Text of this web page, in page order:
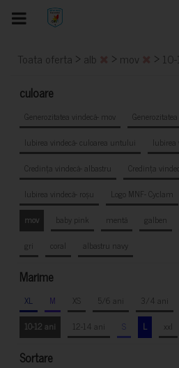
Toata oferta > alb > mov >
culoare
Generozitatea vindecă- mov
Iubirea vindecă- culoarea untului
Iubirea
Credința vindecă- albastru
Credința
Iubirea vindecă- roșu
Logo MNF- Cyclam
mov
baby pink mentă galben
gri
coral albastru navy
Marime
XL M XS 5/6 ani 3/4 ani
10-12 ani
12-14 ani S L xxl
Sortare